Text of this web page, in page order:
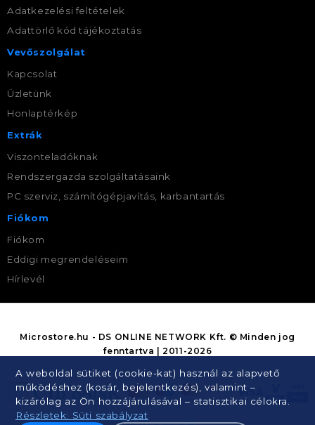
Adatkezelési feltételek
Adattörlő kód tájékoztatás
Vevőszolgálat
Kapcsolat
Üzletünk
Honlaptérkép
Extrák
Viszonteladóknak
Rendszergazda szolgáltatásaink
PC szerviz, számítógépjavítás, karbantartás
Fiókom
Fiókom
Eddigi megrendeléseim
Hírlevél
A weboldal sütiket (cookie-kat) használ az alapvető
működéshez (kosár, bejelentkezés), valamint –
kizárólag az Ön hozzájárulásával – statisztikai célokra.
Részletek: Süti szabályzat
Microstore.hu - DS ONLINE NETWORK Kft. © Minden jog
fenntartva | 2011-2026